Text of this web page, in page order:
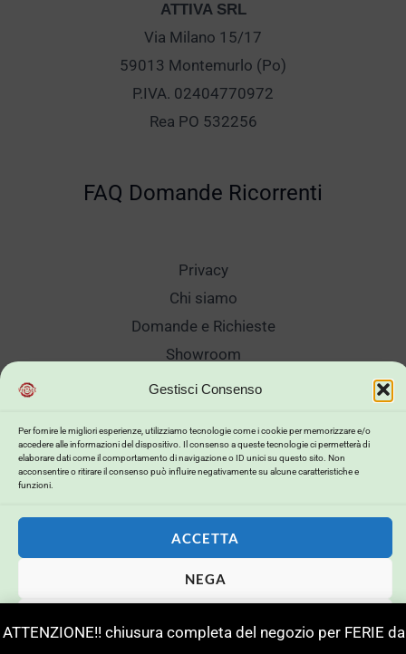
Gestisci Consenso
Per fornire le migliori esperienze, utilizziamo tecnologie come i cookie per memorizzare e/o
accedere alle informazioni del dispositivo. Il consenso a queste tecnologie ci permetterà di
elaborare dati come il comportamento di navigazione o ID unici su questo sito. Non
acconsentire o ritirare il consenso può influire negativamente su alcune caratteristiche e
funzioni.
ACCETTA
NEGA
ATTENZIONE!! chiusura completa del negozio per FERIE
ATTIVA SRL
Via Milano 15/17
59013 Montemurlo (Po)
P.IVA. 02404770972
Rea PO 532256
FAQ Domande Ricorrenti
Privacy
Chi siamo
Domande e Richieste
Showroom
Spedizioni
Reso Cambio Merce
Lavora Con Noi
Copyright © 2026 . Powered by .